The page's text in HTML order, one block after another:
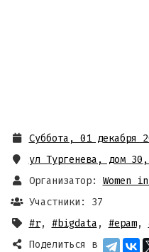
Суббота, 01 декабря
ул Тургенева, дом 30 ,
Организатор:
Women
Участники: 37
#r, #bigdata , #epam,
Поделиться в